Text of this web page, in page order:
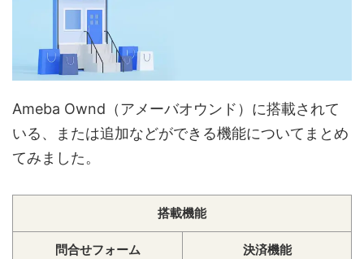
Ameba Ownd（アメーバオウンド）に搭載されて
いる、または追加などができる機能についてまとめ
てみました。
搭載機能
問合せフォーム 決済機能